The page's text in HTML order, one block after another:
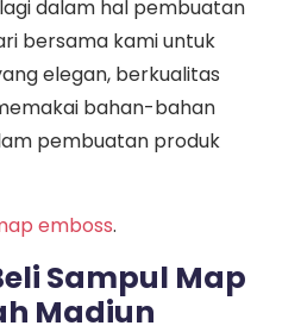
dalam hal pembuatan
bersama kami untuk
elegan, berkualitas
bahan-bahan
pembuatan produk
emboss.
Sampul Map
Madiun